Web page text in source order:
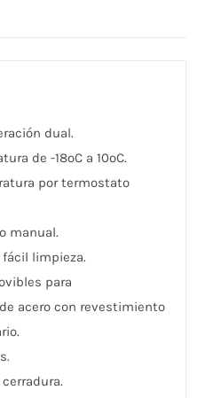
dual.
de -18ºC a 10ºC.
por termostato
manual.
limpieza.
para
acero con revestimiento